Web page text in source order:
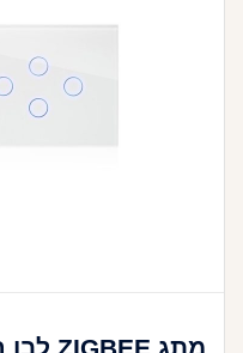
מתג ZIGBEE לבן חכם 6 מקום